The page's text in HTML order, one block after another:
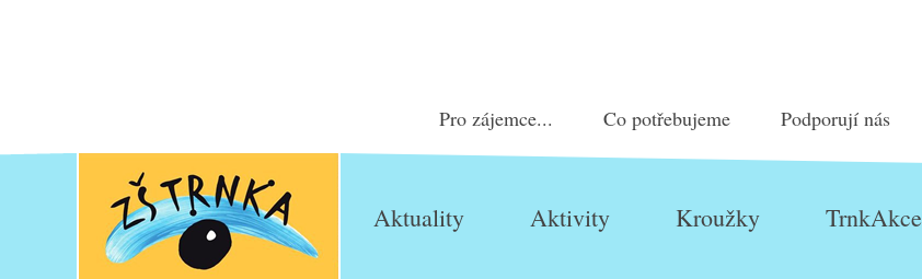
Pro zájemce... Co potřebujeme Podporují nás
Aktuality Aktivity Kroužky TrnkAkce